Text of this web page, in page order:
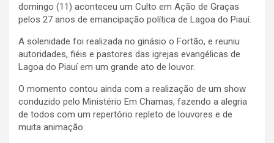
domingo (11) aconteceu um Culto em Ação de Graças
pelos 27 anos de emancipação política de Lagoa do Piauí.
A solenidade foi realizada no ginásio o Fortão, e reuniu
autoridades, fiéis e pastores das igrejas evangélicas de
Lagoa do Piauí em um grande ato de louvor.
O momento contou ainda com a realização de um show
conduzido pelo Ministério Em Chamas, fazendo a alegria
de todos com um repertório repleto de louvores e de
muita animação.